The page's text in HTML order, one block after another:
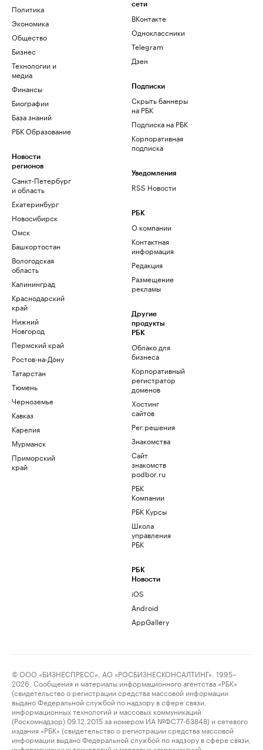
Политика
Экономика
Общество
Бизнес
Технологии и
медиа
Финансы
Биографии
База знаний
РБК Образование
Новости
регионов
Санкт-Петербург
и область
Екатеринбург
Новосибирск
Омск
Башкортостан
Вологодская
область
Калининград
Краснодарский
край
Нижний
Новгород
Пермский край
Ростов-на-Дону
Татарстан
Тюмень
Черноземье
Кавказ
Карелия
Мурманск
Приморский
край
сети
ВКонтакте
Одноклассники
Telegram
Дзен
Подписки
Скрыть баннеры
на РБК
Подписка на РБК
Корпоративная
подписка
Уведомления
RSS Новости
РБК
О компании
Контактная
информация
Редакция
Размещение
рекламы
Другие
продукты
РБК
Облако для
бизнеса
Корпоративный
регистратор
доменов
Хостинг
сайтов
Рег.решения
Знакомства
Сайт
знакомств
podbor.ru
РБК
Компании
РБК Курсы
Школа
управления
РБК
РБК
Новости
iOS
Android
AppGallery
© ООО «БИЗНЕСПРЕСС», АО «РОСБИЗНЕСКОНСАЛТИНГ», 1995–
2026. Сообщения и материалы информационного агентства «РБК»
(свидетельство о регистрации средства массовой информации
выдано Федеральной службой по надзору в сфере связи,
информационных технологий и массовых коммуникаций
(Роскомнадзор) 09.12.2015 за номером ИА №ФС77-63848) и сетевого
издания «РБК» (свидетельство о регистрации средства массовой
информации выдано Федеральной службой по надзору в сфере связи,